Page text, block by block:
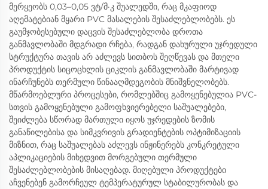
მერყეობს 0,03–0,05 ვტ/მ·კ შუალედში, რაც მკაფიოდ
აღემატებიან მყარი PVC მასალების შესაძლებლობებს. ეს
გაუმჯობესებული დაცვის შესაძლებლობა დროთა
განმავლობაში მდგრადი რჩება, რადგან დახურული უჯრედული
სტრუქტურა თავის არ აძლევს სითბოს შეღწევას და მთელი
პროდუქტის სიცოცხლის ციკლის განმავლობაში მარტივად
ინარჩუნებს თერმული წინააღმდეგობის მნიშვნელობებს.
მწარმოებლური პროცესები, რომლებშიც გამოყენებულია PVC-
სთვის გამოყენებული გამოფხვიერებელი საშუალებები,
შეიძლება სწორად მართული იყოს უჯრედების ზომის
განაწილებისა და სიმკვრივის გრადიენტების ოპტიმიზაციის
მიზნით, რაც საშუალებას აძლევს ინჟინერებს კონკრეტული
აპლიკაციების მიხედვით მორგებული თერმული
შესაძლებლობების მისაღებად. მიღებული პროდუქტები
აჩვენებენ გამორჩეულ ტემპერატურულ სტაბილურობას და